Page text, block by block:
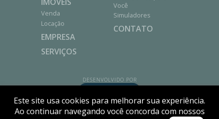
Este site usa cookies para melhorar sua experiência.
Ao continuar navegando você concorda com nossos
Venda
Locação
EMPRESA
SERVIÇOS
Você
Simuladores
CONTATO
DESENVOLVIDO POR